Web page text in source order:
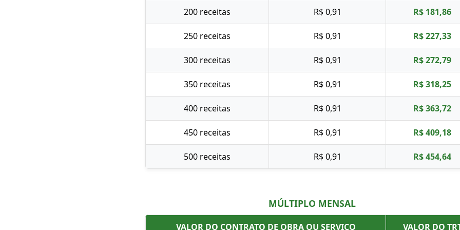
200 receitas R$ 0,91 R$ 181,86
250 receitas R$ 0,91 R$ 227,33
300 receitas R$ 0,91 R$ 272,79
350 receitas R$ 0,91 R$ 318,25
400 receitas R$ 0,91 R$ 363,72
450 receitas R$ 0,91 R$ 409,18
500 receitas R$ 0,91 R$ 454,64
MÚLTIPLO MENSAL
VALOR DO CONTRATO DE OBRA OU SERVIÇO VALOR DO